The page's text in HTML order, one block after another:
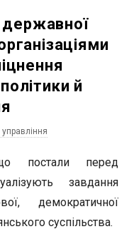
державної
й
постали перед
завдання
демократичної
суспільства.